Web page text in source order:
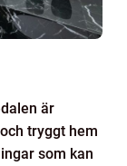
är
tryggt hem
som kan